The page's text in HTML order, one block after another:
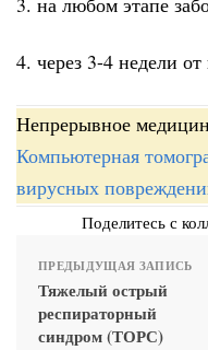
4. через 3-4 недели
Непрерывное
Компьютерная
вирусных
Поделитесь с
ПРЕДЫДУЩАЯ ЗАПИСЬ
Тяжелый острый
респираторный
синдром (ТОРС)